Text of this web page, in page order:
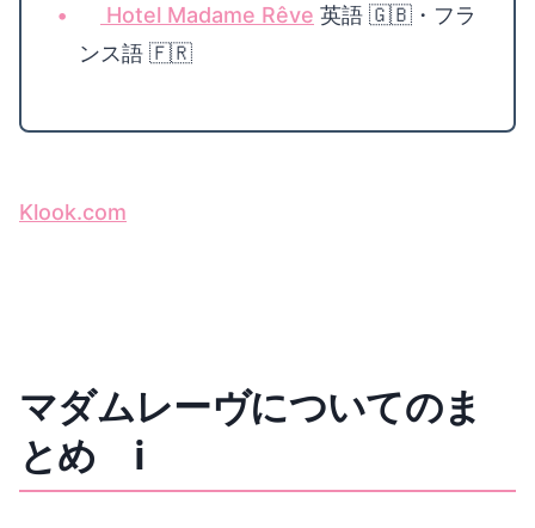
Hotel Madame Rêve 英語 🇬🇧・フラ
ンス語 🇫🇷
Klook.com
マダムレーヴについてのま
とめ ℹ️